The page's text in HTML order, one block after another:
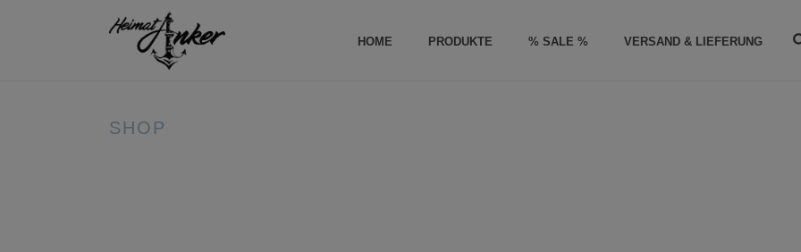
HOME PRODUKTE % SALE % VERSAND & LIEFERUNG
SHOP